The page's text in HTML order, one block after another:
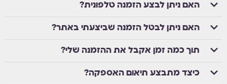
האם ניתן לבצע הזמנה טלפונית?
האם ניתן לבטל הזמנה שביצעתי באתר?
תוך כמה זמן אקבל את ההזמנה שלי?
כיצד מתבצע תיאום האספקה?